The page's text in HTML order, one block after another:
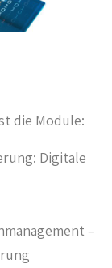
die Module:
Digitale
–